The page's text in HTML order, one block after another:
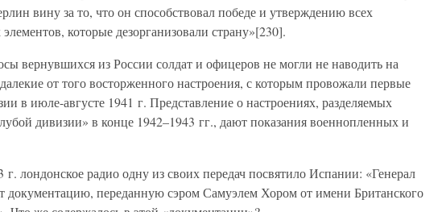
вину за то, что он способствовал победе и утверждению всех
которые дезорганизовали страну»[230].
вернувшихся из России солдат и офицеров не могли не наводить на
от того восторженного настроения, с которым провожали первые
в июле-августе 1941 г. Представление о настроениях, разделяемых
дивизии» в конце 1942–1943 гг., дают показания военнопленных и
г. лондонское радио одну из своих передач посвятило Испании: «Генерал
документацию, переданную сэром Самуэлем Хором от имени Британского